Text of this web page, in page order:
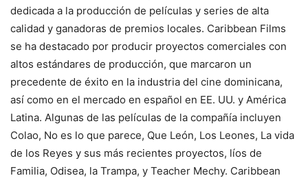
dedicada a la producción de películas y series de alta
calidad y ganadoras de premios locales. Caribbean Films
se ha destacado por producir proyectos comerciales con
altos estándares de producción, que marcaron un
precedente de éxito en la industria del cine dominicana,
así como en el mercado en español en EE. UU. y América
Latina. Algunas de las películas de la compañía incluyen
Colao, No es lo que parece, Que León, Los Leones, La vida
de los Reyes y sus más recientes proyectos, líos de
Familia, Odisea, la Trampa, y Teacher Mechy. Caribbean